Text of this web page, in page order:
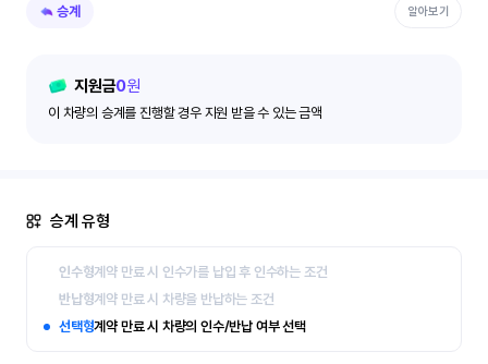
승계 알아보기
지원금0원
이 차량의 승계를 진행할 경우 지원 받을 수 있는 금액
승계 유형
인수형계약 만료 시 인수가를 납입 후 인수하는 조건
반납형계약 만료 시 차량을 반납하는 조건
선택형계약 만료 시 차량의 인수/반납 여부 선택